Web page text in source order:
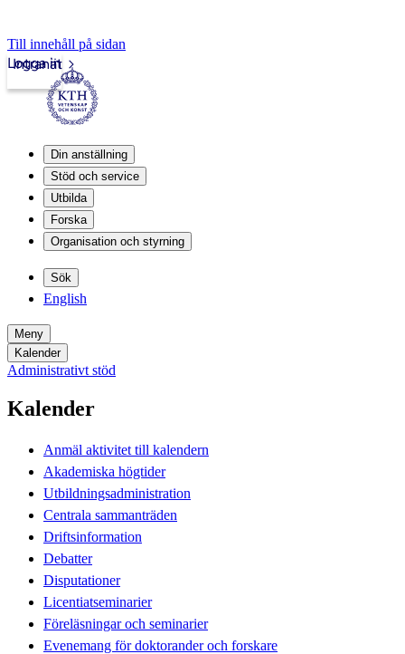
Till innehåll på sidan
Intranät
Logga in
Din anställning
Stöd och service
Utbilda
Forska
Organisation och styrning
Sök
English
Meny
Kalender
Administrativt stöd
Kalender
Anmäl aktivitet till kalendern
Akademiska högtider
Utbildningsadministration
Centrala sammanträden
Driftsinformation
Debatter
Disputationer
Licentiatseminarier
Föreläsningar och seminarier
Evenemang för doktorander och forskare